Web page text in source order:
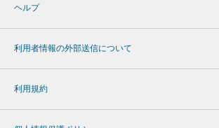
ヘルプ
利用者情報の外部送信について
利用規約